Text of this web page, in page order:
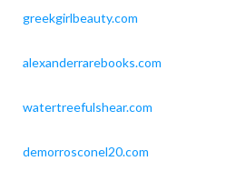
greekgirlbeauty.com
alexanderrarebooks.com
watertreefulshear.com
demorrosconel20.com